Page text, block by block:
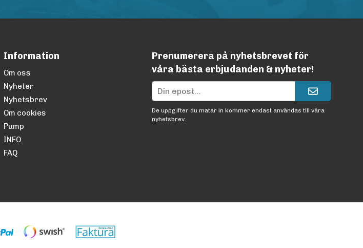
Information
Om oss
Nyheter
Nyhetsbrev
Om cookies
Pump
INFO
FAQ
Prenumerera på nyhetsbrevet för
våra bästa erbjudanden & nyheter!
De uppgifter du matar in kommer endast användas till våra
nyhetsbrev.